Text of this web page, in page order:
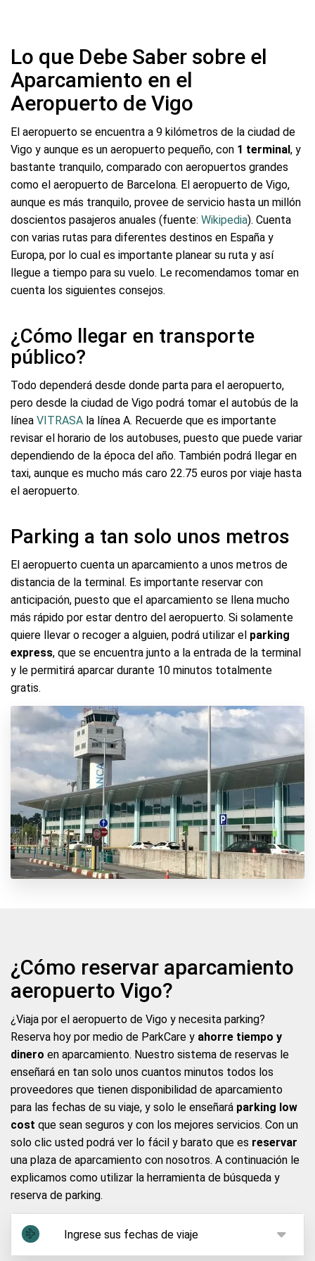
Lo que Debe Saber sobre el
Aparcamiento en el
Aeropuerto de Vigo
El aeropuerto se encuentra a 9 kilómetros de la ciudad de
Vigo y aunque es un aeropuerto pequeño, con 1 terminal , y
bastante tranquilo, comparado con aeropuertos grandes
como el aeropuerto de Barcelona. El aeropuerto de Vigo,
aunque es más tranquilo, provee de servicio hasta un millón
doscientos pasajeros anuales (fuente: Wikipedia). Cuenta
con varias rutas para diferentes destinos en España y
Europa, por lo cual es importante planear su ruta y así
llegue a tiempo para su vuelo. Le recomendamos tomar en
cuenta los siguientes consejos.
¿Cómo llegar en transporte
público?
Todo dependerá desde donde parta para el aeropuerto,
pero desde la ciudad de Vigo podrá tomar el autobús de la
línea VITRASA la línea A. Recuerde que es importante
revisar el horario de los autobuses, puesto que puede variar
dependiendo de la época del año. También podrá llegar en
taxi, aunque es mucho más caro 22.75 euros por viaje hasta
el aeropuerto.
Parking a tan solo unos metros
El aeropuerto cuenta un aparcamiento a unos metros de
distancia de la terminal. Es importante reservar con
anticipación, puesto que el aparcamiento se llena mucho
más rápido por estar dentro del aeropuerto. Si solamente
quiere llevar o recoger a alguien, podrá utilizar el parking
express, que se encuentra junto a la entrada de la terminal
y le permitirá aparcar durante 10 minutos totalmente
gratis.
¿Cómo reservar aparcamiento
aeropuerto Vigo?
¿Viaja por el aeropuerto de Vigo y necesita parking?
Reserva hoy por medio de ParkCare y ahorre tiempo y
dinero en aparcamiento. Nuestro sistema de reservas le
enseñará en tan solo unos cuantos minutos todos los
proveedores que tienen disponibilidad de aparcamiento
para las fechas de su viaje, y solo le enseñará parking low
cost que sean seguros y con los mejores servicios. Con un
solo clic usted podrá ver lo fácil y barato que es reservar
una plaza de aparcamiento con nosotros. A continuación le
explicamos como utilizar la herramienta de búsqueda y
reserva de parking.
Ingrese sus fechas de viaje